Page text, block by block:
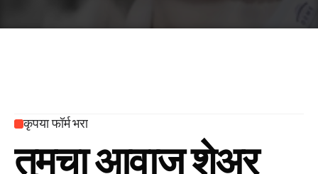
कृपया फॉर्म भरा
तुमचा आवाज शेअर